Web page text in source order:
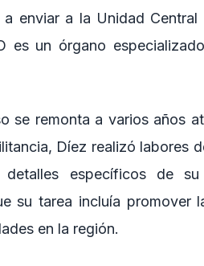
enviar a la Unidad
es un órgano
se remonta a varios años
Díez realizó labores
detalles específicos de
su tarea incluía promover
en la región.